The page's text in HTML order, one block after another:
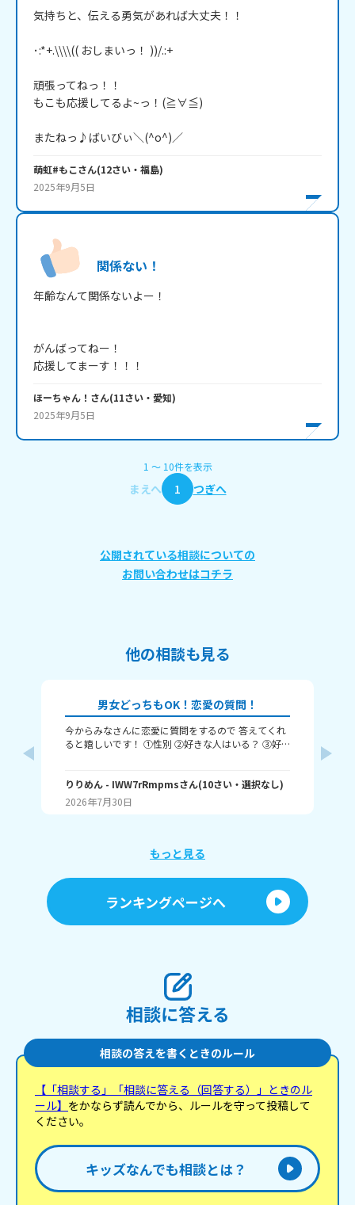
気持ちと、伝える勇気があれば大丈夫！！
･:*+.\\\\(( おしまいっ！ ))/.:+
頑張ってねっ！！
もこも応援してるよ~っ！(≧∀≦)
またねっ♪ばいびぃ＼(^o^)／
萌虹#もこさん(12さい・ 福島)
2025年9月5日
関係ない！
年齢なんて関係ないよー！
がんばってねー！
応援してまーす！！！
ほーちゃん！ さん(11さい・ 愛知)
2025年9月5日
1 〜 10件を表示
まえへ 1 つぎへ
公開されている相談についての
お問い合わせはコチラ
他の相談も見る
男女どっちもOK！恋愛の質問！
今からみなさんに恋愛に質問をするので 答えてくれ
ると嬉しいです！ ①性別 ②好きな人はいる？ ③好
す！ 最後まで見てくれてありがとう！ ではバイバ
イ！
りりめん - IWW7rRmpmsさん(10さい・ 選択なし)
2026年7月30日
もっと見る
ランキングページへ
相談に答える
相談の答えを書くときのルール
【「相談する」「相談に答える（回答する）」ときのル
ール】 をかならず読んでから、ルールを守って投稿して
ください。
キッズなんでも相談とは？